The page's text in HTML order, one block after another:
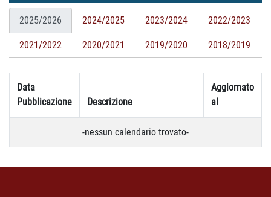
2025/2026 2024/2025 2023/2024 2022/2023
2021/2022 2020/2021 2019/2020 2018/2019
Data
Pubblicazione
Descrizione
Aggiornato
al
-nessun calendario trovato-